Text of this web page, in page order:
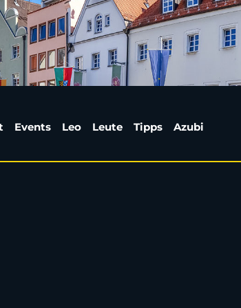
| Weiden24
Events Leo Leute Tipps Azubi